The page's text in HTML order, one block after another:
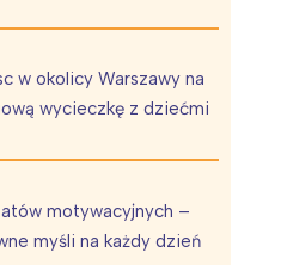
w okolicy Warszawy na
wycieczkę z dziećmi
motywacyjnych –
myśli na każdy dzień